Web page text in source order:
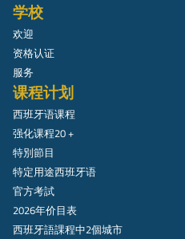
学校
欢迎
资格认证
服务
课程计划
西班牙语课程
强化课程20 +
特別節目
特定用途西班牙语
官方考試
2026年价目表
西班牙語課程中2個城市